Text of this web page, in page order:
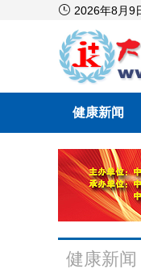
 2026年8月9
健康新闻
健康新闻